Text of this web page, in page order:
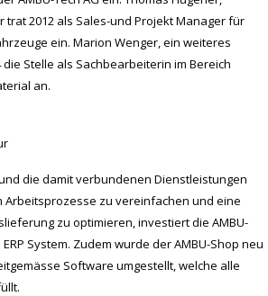
2012 als Sales-und Projekt Manager für
ein. Marion Wenger, ein weiteres
Stelle als Sachbearbeiterin im Bereich
an.
die damit verbundenen Dienstleistungen
Arbeitsprozesse zu vereinfachen und eine
zu optimieren, investiert die AMBU-
System. Zudem wurde der AMBU-Shop neu
Software umgestellt, welche alle